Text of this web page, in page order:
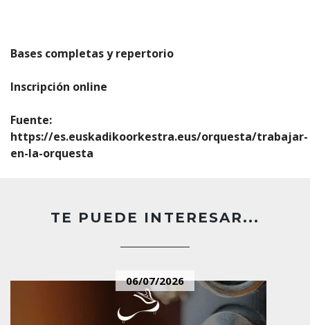
Bases completas y repertorio
Inscripción online
Fuente:
https://es.euskadikoorkestra.eus/orquesta/trabajar-
en-la-orquesta
TE PUEDE INTERESAR...
06/07/2026